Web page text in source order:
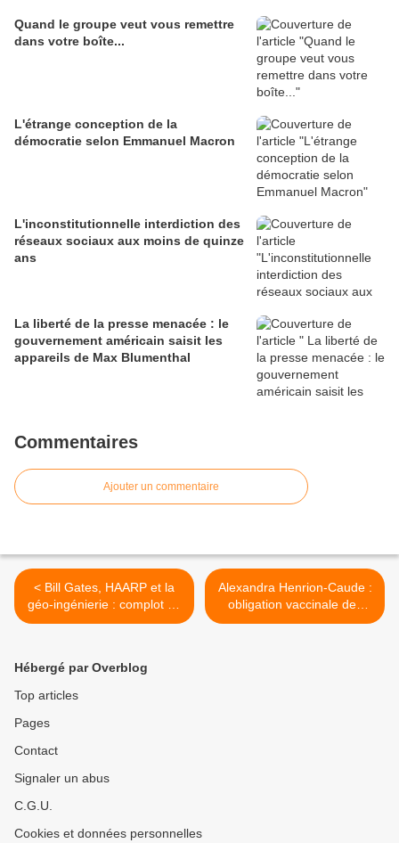
Quand le groupe veut vous remettre
dans votre boîte...
L'étrange conception de la
démocratie selon Emmanuel Macron
L'inconstitutionnelle interdiction des
réseaux sociaux aux moins de quinze
ans
La liberté de la presse menacée : le
gouvernement américain saisit les
appareils de Max Blumenthal
Commentaires
Ajouter un commentaire
< Bill Gates, HAARP et la
géo-ingénierie : complot ou
vérité officielle ?
Alexandra Henrion-Caude :
obligation vaccinale des
soignants >
Hébergé par Overblog
Top articles
Pages
Contact
Signaler un abus
C.G.U.
Cookies et données personnelles